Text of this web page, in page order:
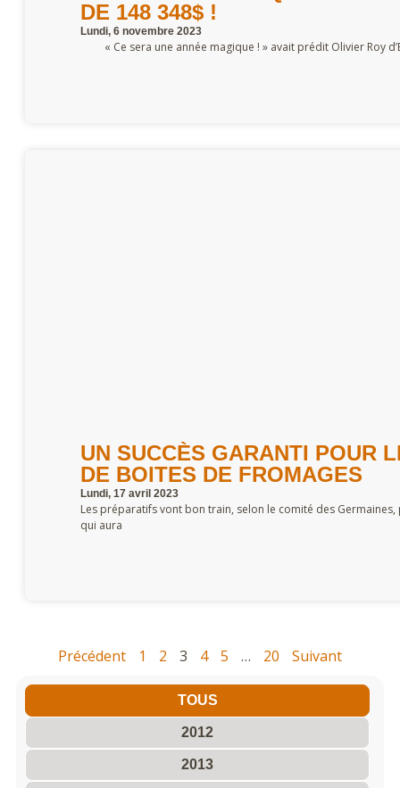
DE 148 348$ !
Lundi, 6 novembre 2023
« Ce sera une année magique ! » avait prédit Olivier Roy
UN SUCCÈS GARANTI POUR
DE BOITES DE FROMAGES
Lundi, 17 avril 2023
Les préparatifs vont bon train, selon le comité des Germaines,
qui aura
Précédent 1 2 3 4 5 … 20 Suivant
2012
2013
TOUS